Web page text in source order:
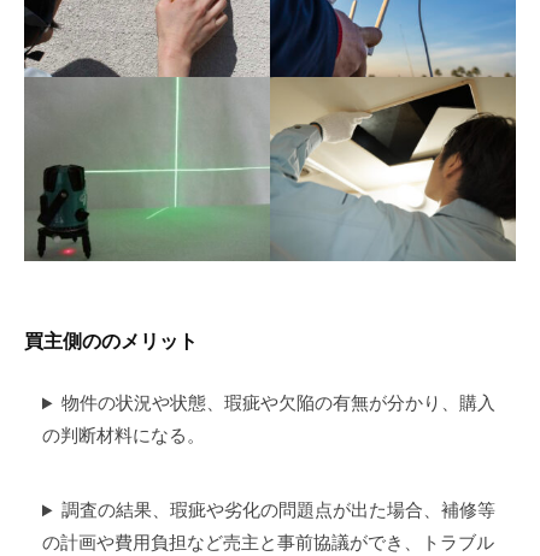
買主側ののメリット
物件の状況や状態、瑕疵や欠陥の有無が分かり、購入
の判断材料になる。
調査の結果、瑕疵や劣化の問題点が出た場合、補修等
の計画や費用負担など売主と事前協議ができ、トラブル